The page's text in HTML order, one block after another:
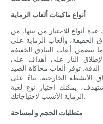
أنواع ماكينات ألعاب الرماية
عدة أنواع للاختيار من بينها. من
الخفيفة، وألعاب الرماية على
تتضمن ألعاب البنادق الخفيفة
لإطلاق النار على أهداف على
توفر ألعاب محاكاة الصيد
الأنشطة الخارجية. بناءً على
يمكنك اختيار نوع لعبة
الرماية الأنسب لاحتياجاتك.
متطلبات الحجم والمساحة